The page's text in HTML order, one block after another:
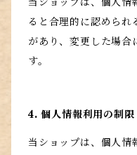
ると合理的に認められ
があり、変更した場合
す。
4. 個人情報利用の制限
当ショップは、個人情